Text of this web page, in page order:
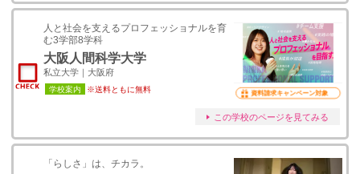
人と社会を支えるプロフェッショナルを育
む3学部8学科
大阪人間科学大学
私立大学｜大阪府
学校案内 ※送料ともに無料 資料請求キャンペーン対象
この学校のページを見てみる
「らしさ」は、チカラ。